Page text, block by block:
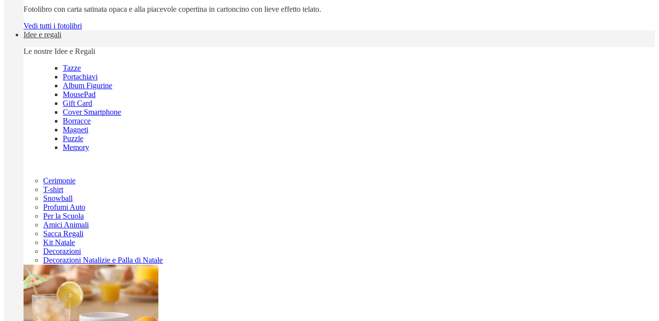
Fotolibro con carta satinata opaca e alla piacevole copertina in cartoncino con lieve effetto telato.
Vedi tutti i fotolibri
Idee e regali
Le nostre Idee e Regali
Tazze
Portachiavi
Album Figurine
MousePad
Gift Card
Cover Smartphone
Borracce
Magneti
Puzzle
Memory
Cerimonie
T-shirt
Snowball
Profumi Auto
Per la Scuola
Amici Animali
Sacca Regali
Kit Natale
Decorazioni
Decorazioni Natalizie e Palla di Natale